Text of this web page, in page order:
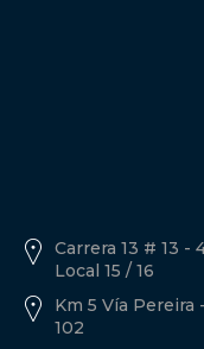
Carrera 13 # 13 -
Local 15 / 16
Km 5 Vía
102